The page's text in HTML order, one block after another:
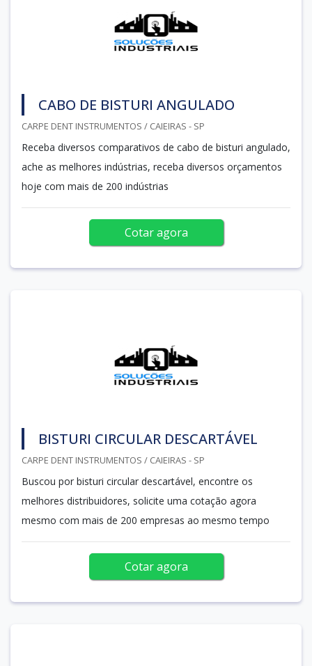
CABO DE BISTURI ANGULADO
CARPE DENT INSTRUMENTOS / CAIEIRAS - SP
Receba diversos comparativos de cabo de bisturi angulado,
ache as melhores indústrias, receba diversos orçamentos
hoje com mais de 200 indústrias
Cotar agora
BISTURI CIRCULAR DESCARTÁVEL
CARPE DENT INSTRUMENTOS / CAIEIRAS - SP
Buscou por bisturi circular descartável, encontre os
melhores distribuidores, solicite uma cotação agora
mesmo com mais de 200 empresas ao mesmo tempo
Cotar agora